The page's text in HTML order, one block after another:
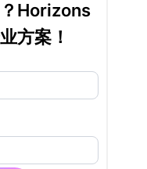
Horizons
方案！